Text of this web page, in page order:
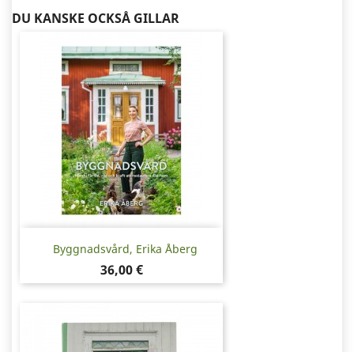
DU KANSKE OCKSÅ GILLAR
Byggnadsvård, Erika Åberg
Pris
36,00 €